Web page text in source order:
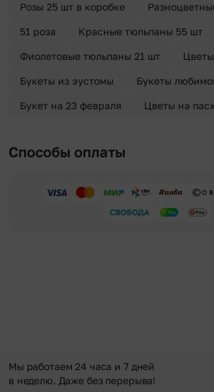
Розы 25 шт в коробке
51 роза Красные тюльпаны 55 шт
Фиолетовые тюльпаны 21 шт
Букеты из эустомы Букеты
Букет на 23 февраля Цветы на
Способы оплаты
Мы работаем 24 часа и 7 дней
в неделю. Даже без перерыва!